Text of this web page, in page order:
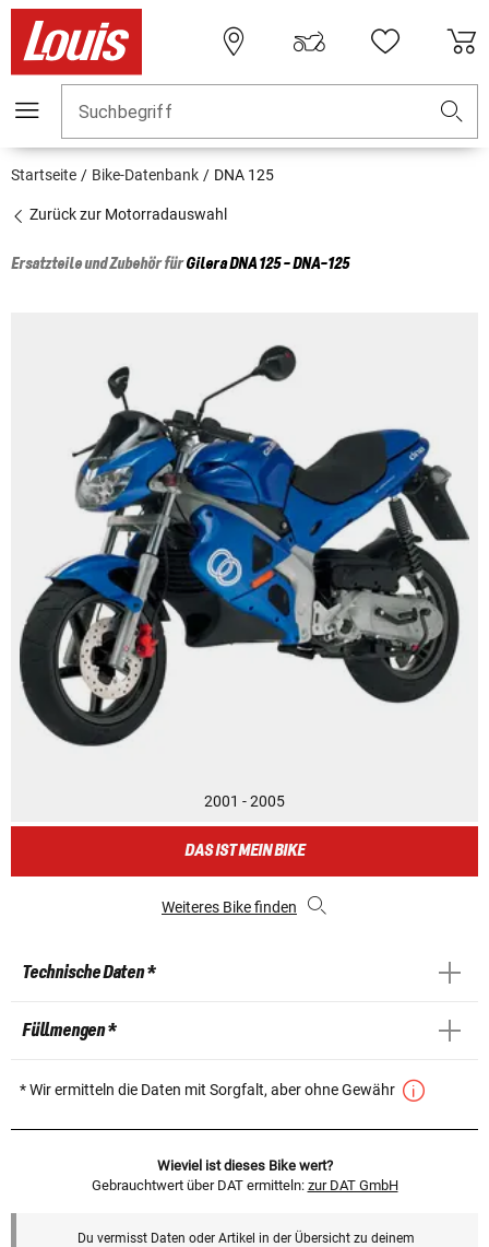
Suchbegriff
Startseite Bike-Datenbank DNA 125
Zurück zur Motorradauswahl
Ersatzteile und Zubehör fürGileraDNA 125 - DNA-125
2001 - 2005
DAS IST MEIN BIKE
Weiteres Bike finden
Technische Daten *
Füllmengen *
* Wir ermitteln die Daten mit Sorgfalt, aber ohne Gewähr
Wieviel ist dieses Bike wert?
Gebrauchtwert über DAT ermitteln: zur DAT GmbH
Du vermisst Daten oder Artikel in der Übersicht zu deinem